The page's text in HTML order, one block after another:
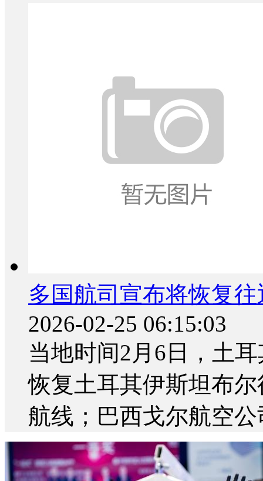
多国航司宣布将恢复
2026-02-25 06:15:03
当地时间2月6日，土
恢复土耳其伊斯坦布
航线；巴西戈尔航空公